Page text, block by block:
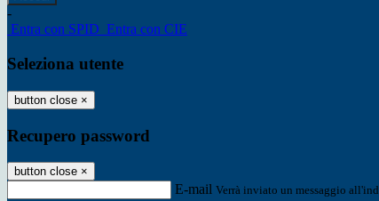
-
Entra con SPID Entra con CIE
Seleziona utente
button close ×
Recupero password
button close ×
E-mail Verrà inviato un messaggio